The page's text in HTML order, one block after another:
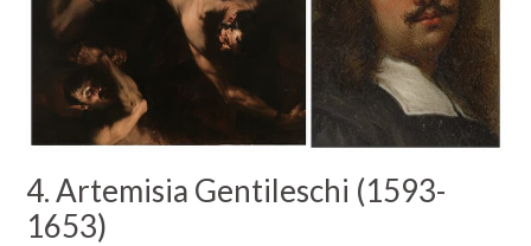
4. Artemisia Gentileschi (1593-
1653)